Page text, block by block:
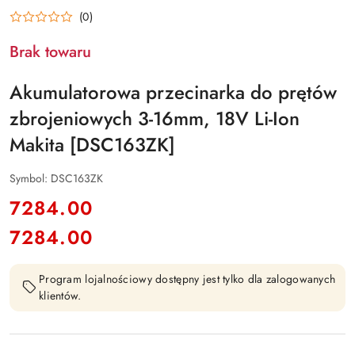
(0)
Brak towaru
Akumulatorowa przecinarka do prętów
zbrojeniowych 3-16mm, 18V Li-Ion
Makita [DSC163ZK]
Symbol: DSC163ZK
cena:
7284.00
Cena:
7284.00
Program lojalnościowy dostępny jest tylko dla zalogowanych
klientów.